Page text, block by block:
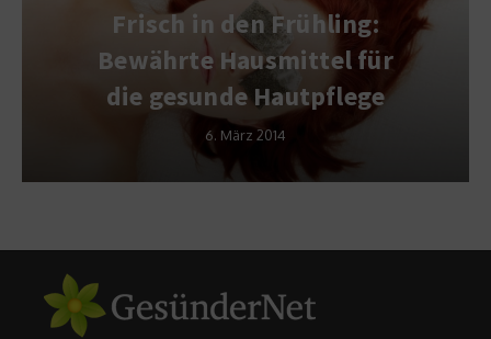
Frisch in den Frühling:
Bewährte Hausmittel für
die gesunde Hautpflege
6. März 2014